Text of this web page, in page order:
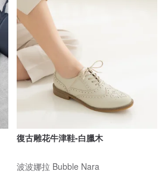
復古雕花牛津鞋-白臘木
波波娜拉 Bubble Nara